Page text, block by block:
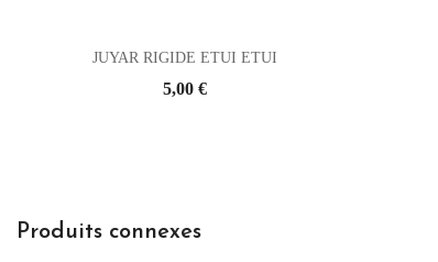
JUYAR RIGIDE ETUI ETUI
Prix
5,00 €
Produits connexes